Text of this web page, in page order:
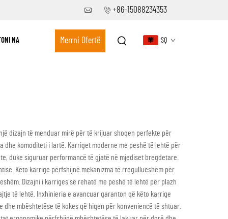
+86-15088234353
NA Merrni Ofertë SQ
dizajn të menduar mirë për të krijuar shoqen perfekte për
komoditeti i lartë. Karriget moderne me peshë të lehtë për
duke siguruar performancë të gjatë në mjediset bregdetare.
Këto karrige përfshijnë mekanizma të rregullueshëm për
Dizajni i karriges së rehatë me peshë të lehtë për plazh
të lehtë. Inxhinieria e avancuar garanton që këto karrige
mbështetëse të kokes që hiqen për konveniencë të shtuar.